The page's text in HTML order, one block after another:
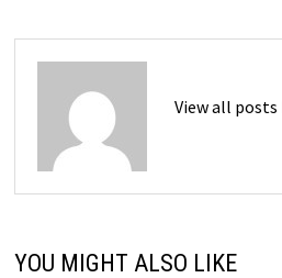
View all
YOU MIGHT ALSO LIKE